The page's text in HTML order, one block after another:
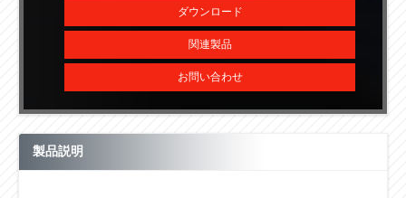
ダウンロード
関連製品
お問い合わせ
製品説明